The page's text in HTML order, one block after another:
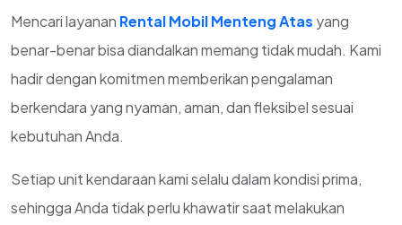
Mencari layanan Rental Mobil Menteng Atas yang
benar-benar bisa diandalkan memang tidak mudah. Kami
hadir dengan komitmen memberikan pengalaman
berkendara yang nyaman, aman, dan fleksibel sesuai
kebutuhan Anda.
Setiap unit kendaraan kami selalu dalam kondisi prima,
sehingga Anda tidak perlu khawatir saat melakukan